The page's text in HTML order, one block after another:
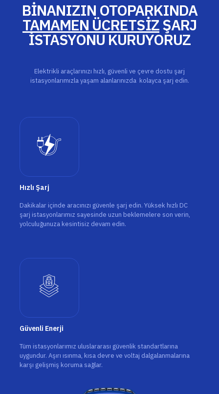
BİNANIZIN OTOPARKINDA
TAMAMEN ÜCRETSİZŞARJ
İSTASYONU KURUYORUZ
Elektrikli araçlarınızı hızlı, güvenli ve çevre dostu şarj
istasyonlarımızla yaşam alanlarınızda kolayca şarj edin.
Hızlı Şarj
Dakikalar içinde aracınızı güvenle şarj edin. Yüksek hızlı DC
şarj istasyonlarımız sayesinde uzun beklemelere son verin,
yolculuğunuza kesintisiz devam edin.
Güvenli Enerji
Tüm istasyonlarımız uluslararası güvenlik standartlarına
uygundur. Aşırı ısınma, kısa devre ve voltaj dalgalanmalarına
karşı gelişmiş koruma sağlar.